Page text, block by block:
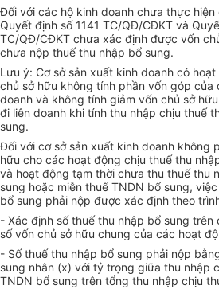
Đối với các hộ kinh doanh chưa thực
Quyết định số 1141 TC/QĐ/CĐKT và
TC/QĐ/CĐKT chưa xác định được vốn
chưa nộp thuế thu nhập bổ sung.
Lưu ý: Cơ sở sản xuất kinh doanh có
chủ sở hữu không tính phần vốn góp của
doanh và không tính giảm vốn chủ sở
đi liên doanh khi tính thu nhập chịu thuế
sung.
Đối với cơ sở sản xuất kinh doanh không
hữu cho các hoạt động chịu thuế thu
và hoạt động tạm thời chưa thu thuế thu
sung hoặc miễn thuế TNDN bổ sung,
bổ sung phải nộp được xác định theo
- Xác định số thuế thu nhập bổ sung trên
số vốn chủ sở hữu chung của các hoạt
- Số thuế thu nhập bổ sung phải nộp
sung nhân (x) với tỷ trọng giữa thu nhập
TNDN bổ sung trên tổng thu nhập chịu